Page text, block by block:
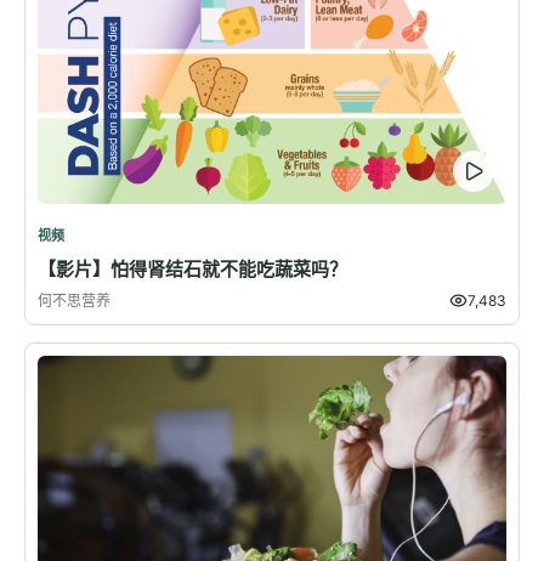
视频
【影片】怕得肾结石就不能吃蔬菜吗？
何不思营养 7,483